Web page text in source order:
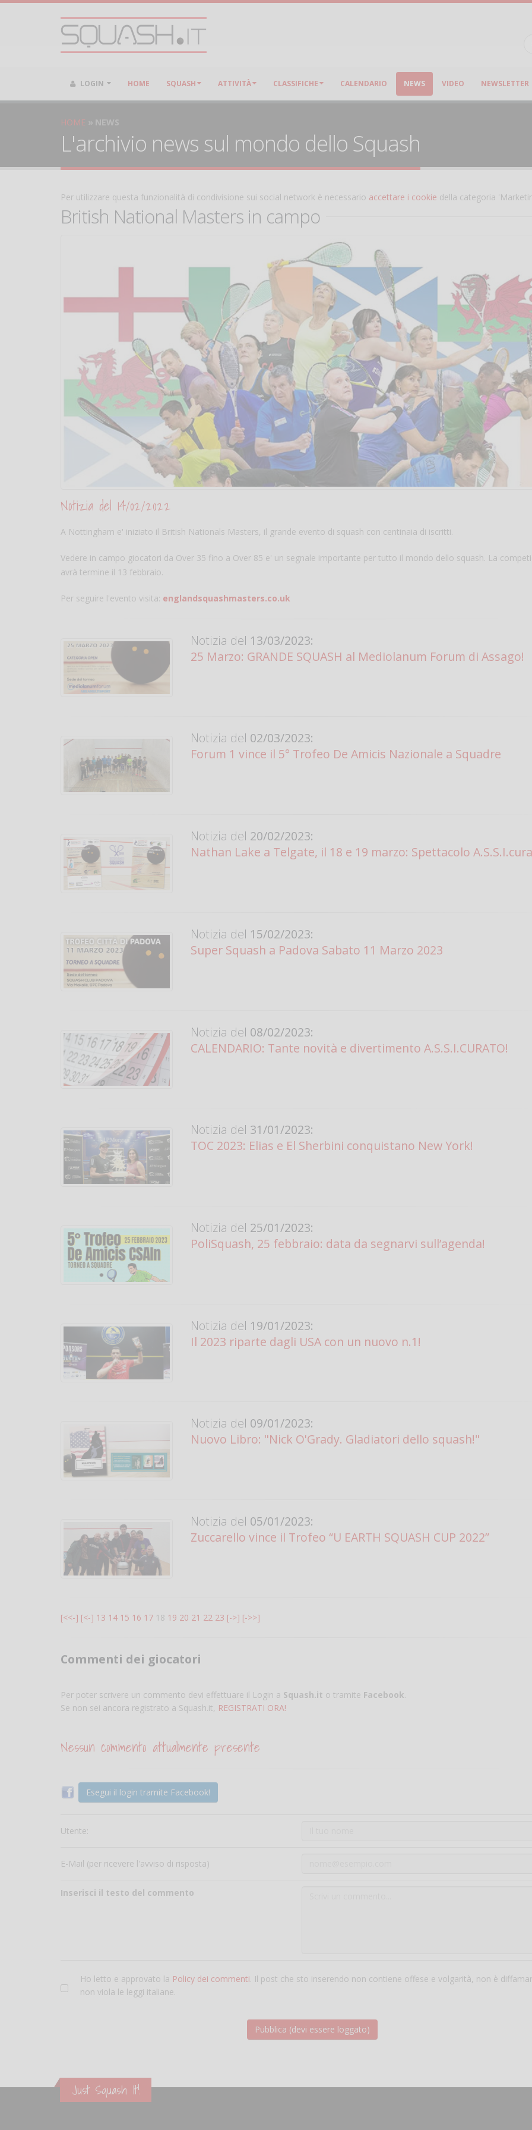
LOGIN HOME SQUASH ATTIVITÀ CLASSIFICHE CALENDARIO NEWS VIDEO NEWSLETTER
HOME NEWS
L'archivio news sul mondo dello Squash
Per utilizzare questa funzionalità di condivisione sui social network è necessario accettare i cookie della categoria
British National Masters in campo
Notizia del 14/02/2022
A Nottingham e' iniziato il British Nationals Masters, il grande evento di squash con centinaia di iscritti.
Vedere in campo giocatori da Over 35 fino a Over 85 e' un segnale importante per tutto il mondo dello squash. La
avrà termine il 13 febbraio.
Per seguire l'evento visita: englandsquashmasters.co.uk
Notizia del 13/03/2023:
25 Marzo: GRANDE SQUASH al Mediolanum Forum di Assago!
Notizia del 02/03/2023:
Forum 1 vince il 5° Trofeo De Amicis Nazionale a Squadre
Notizia del 20/02/2023:
Nathan Lake a Telgate, il 18 e 19 marzo: Spettacolo
Notizia del 15/02/2023:
Super Squash a Padova Sabato 11 Marzo 2023
Notizia del 08/02/2023:
CALENDARIO: Tante novità e divertimento A.S.S.I.CURATO!
Notizia del 31/01/2023:
TOC 2023: Elias e El Sherbini conquistano New York!
Notizia del 25/01/2023:
PoliSquash, 25 febbraio: data da segnarvi sull’agenda!
Notizia del 19/01/2023:
Il 2023 riparte dagli USA con un nuovo n.1!
Notizia del 09/01/2023:
Nuovo Libro: "Nick O'Grady. Gladiatori dello squash!"
Notizia del 05/01/2023:
Zuccarello vince il Trofeo “U EARTH SQUASH CUP 2022”
[<<-] [<-] 13 14 15 16 17 18 19 20 21 22 23 [->] [->>]
Commenti dei giocatori
Per poter scrivere un commento devi effettuare il Login a Squash.it o tramite Facebook.
Se non sei ancora registrato a Squash.it, REGISTRATI ORA!
Nessun commento attualmente presente
Esegui il login tramite Facebook!
Utente:
E-Mail (per ricevere l'avviso di risposta)
Inserisci il testo del commento
Ho letto e approvato la Policy dei commenti. Il post che sto inserendo non contiene offese e volgarità, non è
non viola le leggi italiane.
telefonico o si può fare
online?
Just Squash It!